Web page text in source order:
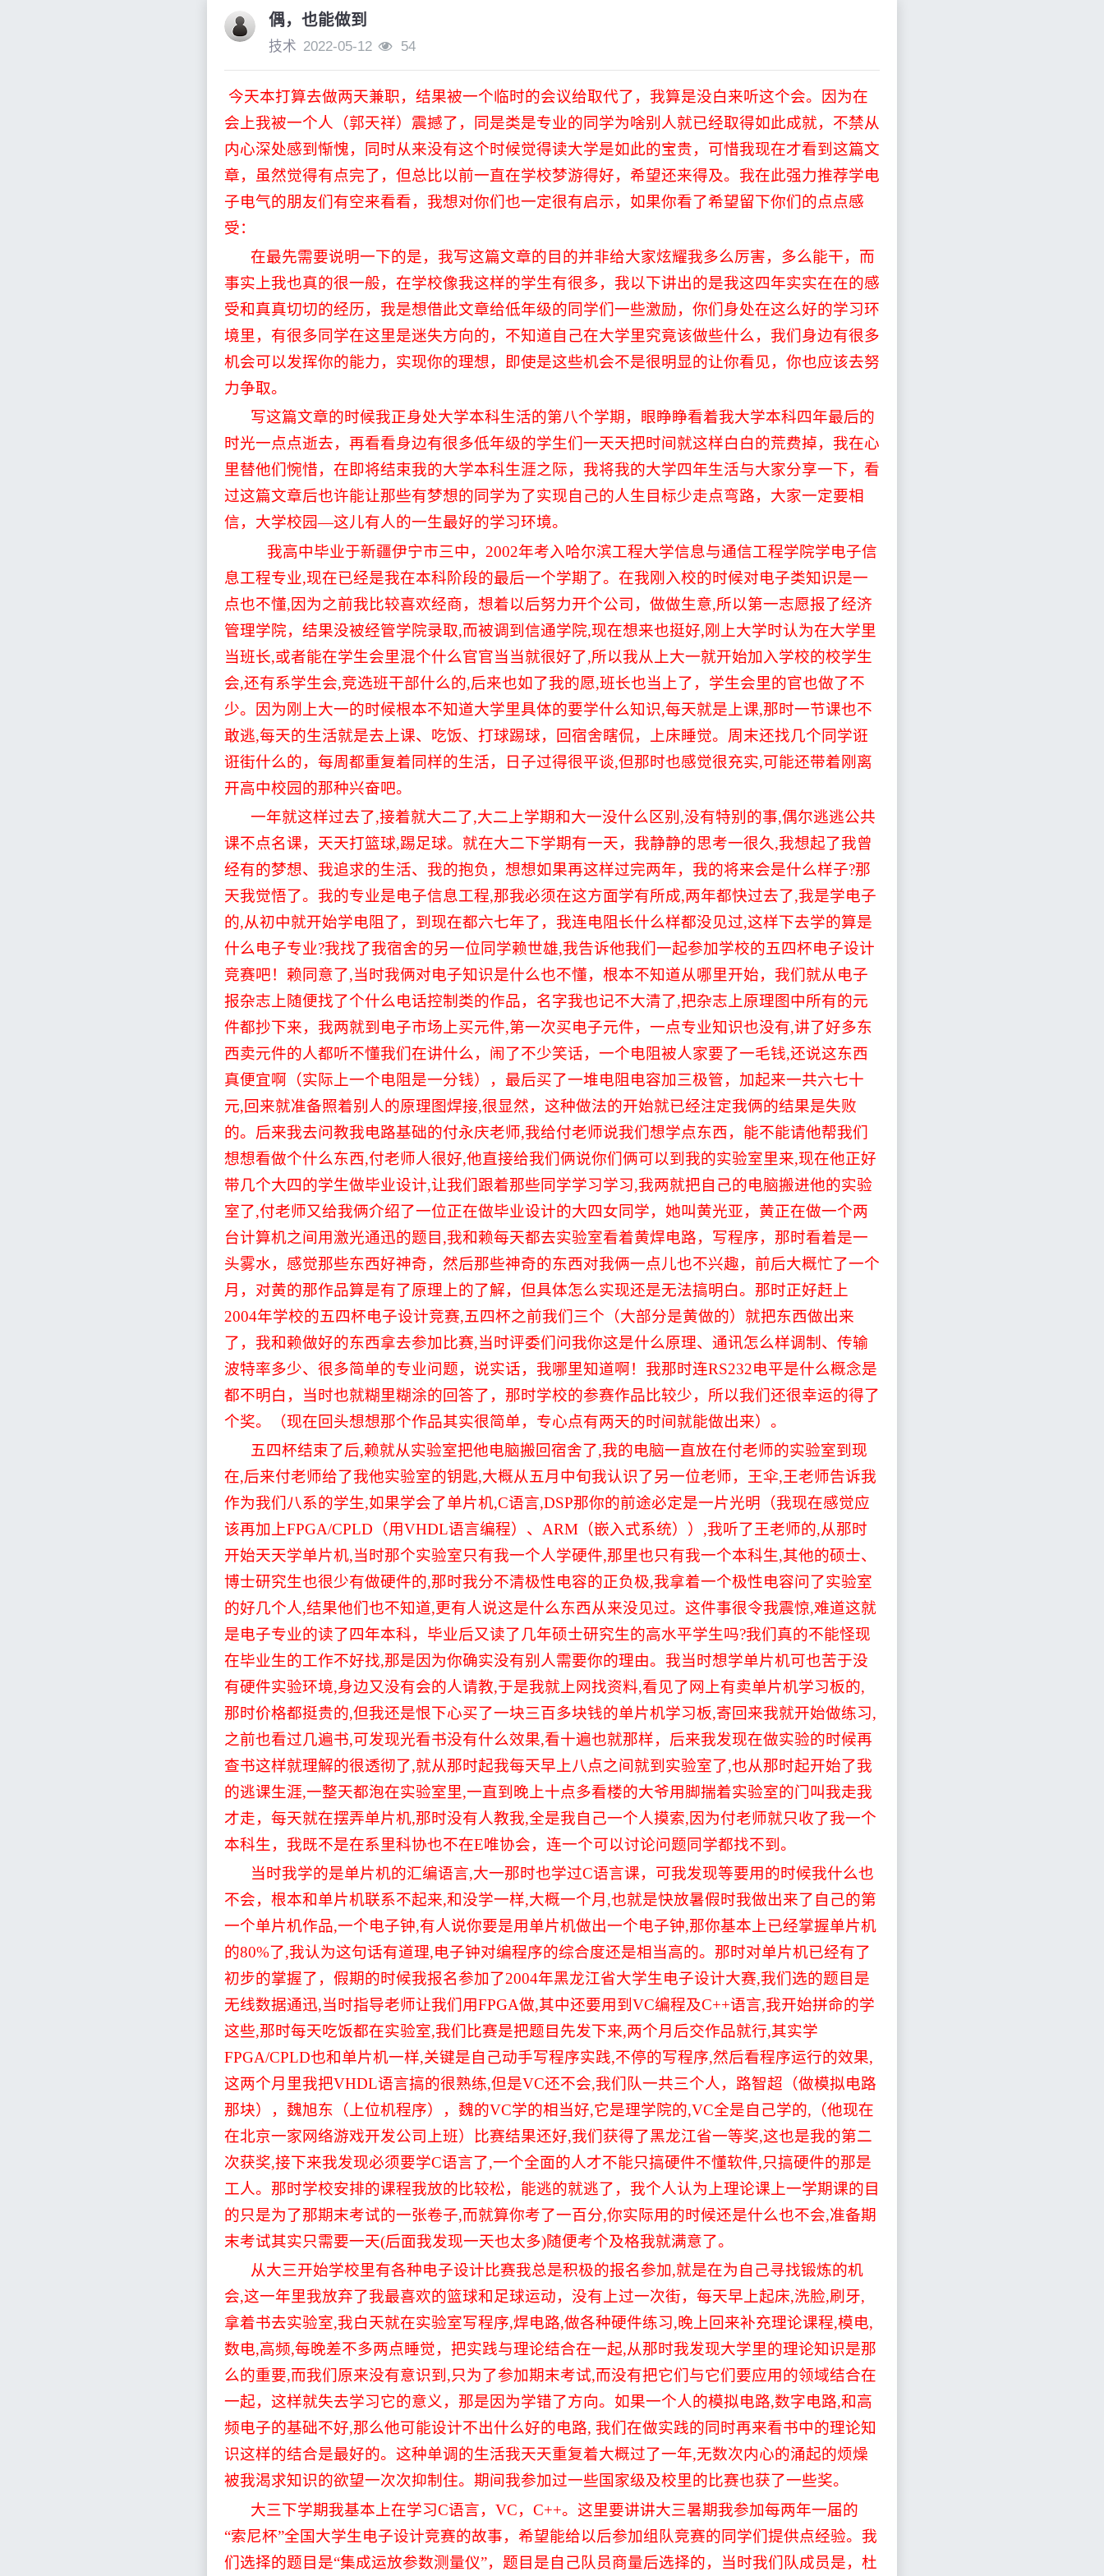
偶，也能做到
技术 2022-05-12 54
今天本打算去做两天兼职，结果被一个临时的会议给取代了，我算是没白来听这个会。因为在
会上我被一个人（郭天祥）震撼了，同是类是专业的同学为啥别人就已经取得如此成就，不禁从
内心深处感到惭愧，同时从来没有这个时候觉得读大学是如此的宝贵，可惜我现在才看到这篇文
章，虽然觉得有点完了，但总比以前一直在学校梦游得好，希望还来得及。我在此强力推荐学电
子电气的朋友们有空来看看，我想对你们也一定很有启示，如果你看了希望留下你们的点点感
受：
在最先需要说明一下的是，我写这篇文章的目的并非给大家炫耀我多么厉害，多么能干，而
事实上我也真的很一般，在学校像我这样的学生有很多，我以下讲出的是我这四年实实在在的感
受和真真切切的经历，我是想借此文章给低年级的同学们一些激励，你们身处在这么好的学习环
境里，有很多同学在这里是迷失方向的，不知道自己在大学里究竟该做些什么，我们身边有很多
机会可以发挥你的能力，实现你的理想，即使是这些机会不是很明显的让你看见，你也应该去努
力争取。
写这篇文章的时候我正身处大学本科生活的第八个学期，眼睁睁看着我大学本科四年最后的
时光一点点逝去，再看看身边有很多低年级的学生们一天天把时间就这样白白的荒费掉，我在心
里替他们惋惜，在即将结束我的大学本科生涯之际，我将我的大学四年生活与大家分享一下，看
过这篇文章后也许能让那些有梦想的同学为了实现自己的人生目标少走点弯路，大家一定要相
信，大学校园—这儿有人的一生最好的学习环境。
我高中毕业于新疆伊宁市三中， 2002年考入哈尔滨工程大学信息与通信工程学院学电子信
息工程专业,现在已经是我在本科阶段的最后一个学期了。在我刚入校的时候对电子类知识是一
点也不懂,因为之前我比较喜欢经商，想着以后努力开个公司，做做生意,所以第一志愿报了经济
管理学院，结果没被经管学院录取,而被调到信通学院,现在想来也挺好,刚上大学时认为在大学里
当班长,或者能在学生会里混个什么官官当当就很好了,所以我从上大一就开始加入学校的校学生
会,还有系学生会,竞选班干部什么的,后来也如了我的愿,班长也当上了，学生会里的官也做了不
少。因为刚上大一的时候根本不知道大学里具体的要学什么知识,每天就是上课,那时一节课也不
敢逃,每天的生活就是去上课、吃饭、打球踢球，回宿舍瞎侃，上床睡觉。周末还找几个同学诳
诳街什么的，每周都重复着同样的生活，日子过得很平谈,但那时也感觉很充实,可能还带着刚离
开高中校园的那种兴奋吧。
一年就这样过去了,接着就大二了,大二上学期和大一没什么区别 ,没有特别的事,偶尔逃逃公共
课不点名课，天天打篮球,踢足球。就在大二下学期有一天，我静静的思考一很久,我想起了我曾
经有的梦想、我追求的生活、我的抱负，想想如果再这样过完两年，我的将来会是什么样子?那
天我觉悟了。我的专业是电子信息工程,那我必须在这方面学有所成,两年都快过去了,我是学电子
的,从初中就开始学电阻了，到现在都六七年了，我连电阻长什么样都没见过,这样下去学的算是
什么电子专业?我找了我宿舍的另一位同学赖世雄,我告诉他我们一起参加学校的五四杯电子设计
竞赛吧！赖同意了,当时我俩对电子知识是什么也不懂，根本不知道从哪里开始，我们就从电子
报杂志上随便找了个什么电话控制类的作品，名字我也记不大清了,把杂志上原理图中所有的元
件都抄下来，我两就到电子市场上买元件,第一次买电子元件，一点专业知识也没有,讲了好多东
西卖元件的人都听不懂我们在讲什么，闹了不少笑话，一个电阻被人家要了一毛钱,还说这东西
真便宜啊（实际上一个电阻是一分钱），最后买了一堆电阻电容加三极管，加起来一共六七十
元,回来就准备照着别人的原理图焊接,很显然，这种做法的开始就已经注定我俩的结果是失败
的。后来我去问教我电路基础的付永庆老师,我给付老师说我们想学点东西，能不能请他帮我们
想想看做个什么东西,付老师人很好,他直接给我们俩说你们俩可以到我的实验室里来,现在他正好
带几个大四的学生做毕业设计,让我们跟着那些同学学习学习,我两就把自己的电脑搬进他的实验
室了,付老师又给我俩介绍了一位正在做毕业设计的大四女同学，她叫黄光亚，黄正在做一个两
台计算机之间用激光通迅的题目,我和赖每天都去实验室看着黄焊电路，写程序，那时看着是一
头雾水，感觉那些东西好神奇，然后那些神奇的东西对我俩一点儿也不兴趣，前后大概忙了一个
月，对黄的那作品算是有了原理上的了解，但具体怎么实现还是无法搞明白。那时正好赶上
2004年学校的五四杯电子设计竞赛,五四杯之前我们三个（大部分是黄做的）就把东西做出来
了，我和赖做好的东西拿去参加比赛,当时评委们问我你这是什么原理、通讯怎么样调制、传输
波特率多少、很多简单的专业问题，说实话，我哪里知道啊！我那时连RS232电平是什么概念是
都不明白，当时也就糊里糊涂的回答了，那时学校的参赛作品比较少，所以我们还很幸运的得了
个奖。（现在回头想想那个作品其实很简单，专心点有两天的时间就能做出来）。
五四杯结束了后,赖就从实验室把他电脑搬回宿舍了,我的电脑一直放在付老师的实验室到现
在,后来付老师给了我他实验室的钥匙,大概从五月中旬我认识了另一位老师，王伞,王老师告诉我
作为我们八系的学生,如果学会了单片机,C语言,DSP那你的前途必定是一片光明（我现在感觉应
该再加上FPGA/CPLD （用VHDL语言编程）、 ARM （嵌入式系统）） ,我听了王老师的,从那时
开始天天学单片机,当时那个实验室只有我一个人学硬件,那里也只有我一个本科生,其他的硕士、
博士研究生也很少有做硬件的,那时我分不清极性电容的正负极,我拿着一个极性电容问了实验室
的好几个人,结果他们也不知道,更有人说这是什么东西从来没见过。这件事很令我震惊,难道这就
是电子专业的读了四年本科，毕业后又读了几年硕士研究生的高水平学生吗?我们真的不能怪现
在毕业生的工作不好找,那是因为你确实没有别人需要你的理由。我当时想学单片机可也苦于没
有硬件实验环境,身边又没有会的人请教,于是我就上网找资料,看见了网上有卖单片机学习板的,
那时价格都挺贵的,但我还是恨下心买了一块三百多块钱的单片机学习板,寄回来我就开始做练习,
之前也看过几遍书,可发现光看书没有什么效果,看十遍也就那样，后来我发现在做实验的时候再
查书这样就理解的很透彻了,就从那时起我每天早上八点之间就到实验室了,也从那时起开始了我
的逃课生涯,一整天都泡在实验室里,一直到晚上十点多看楼的大爷用脚揣着实验室的门叫我走我
才走，每天就在摆弄单片机,那时没有人教我,全是我自己一个人摸索,因为付老师就只收了我一个
本科生，我既不是在系里科协也不在E唯协会，连一个可以讨论问题同学都找不到。
当时我学的是单片机的汇编语言,大一那时也学过C语言课，可我发现等要用的时候我什么也
不会，根本和单片机联系不起来,和没学一样,大概一个月 ,也就是快放暑假时我做出来了自己的第
一个单片机作品,一个电子钟,有人说你要是用单片机做出一个电子钟,那你基本上已经掌握单片机
的80%了,我认为这句话有道理,电子钟对编程序的综合度还是相当高的。那时对单片机已经有了
初步的掌握了，假期的时候我报名参加了2004年黑龙江省大学生电子设计大赛,我们选的题目是
无线数据通迅,当时指导老师让我们用FPGA做,其中还要用到 VC编程及C++语言,我开始拼命的学
这些,那时每天吃饭都在实验室,我们比赛是把题目先发下来,两个月后交作品就行,其实学
FPGA/CPLD也和单片机一样,关键是自己动手写程序实践,不停的写程序,然后看程序运行的效果,
这两个月里我把VHDL语言搞的很熟练,但是VC还不会,我们队一共三个人，路智超（做模拟电路
那块），魏旭东（上位机程序），魏的VC学的相当好,它是理学院的,VC全是自己学的, （他现在
在北京一家网络游戏开发公司上班）比赛结果还好,我们获得了黑龙江省一等奖,这也是我的第二
次获奖,接下来我发现必须要学C语言了,一个全面的人才不能只搞硬件不懂软件,只搞硬件的那是
工人。那时学校安排的课程我放的比较松，能逃的就逃了，我个人认为上理论课上一学期课的目
的只是为了那期末考试的一张卷子,而就算你考了一百分,你实际用的时候还是什么也不会,准备期
末考试其实只需要一天(后面我发现一天也太多)随便考个及格我就满意了。
从大三开始学校里有各种电子设计比赛我总是积极的报名参加,就是在为自己寻找锻炼的机
会,这一年里我放弃了我最喜欢的篮球和足球运动，没有上过一次街，每天早上起床,洗脸,刷牙,
拿着书去实验室,我白天就在实验室写程序,焊电路,做各种硬件练习,晚上回来补充理论课程,模电,
数电,高频,每晚差不多两点睡觉，把实践与理论结合在一起,从那时我发现大学里的理论知识是那
么的重要,而我们原来没有意识到 ,只为了参加期末考试,而没有把它们与它们要应用的领域结合在
一起，这样就失去学习它的意义，那是因为学错了方向。如果一个人的模拟电路,数字电路,和高
频电子的基础不好,那么他可能设计不出什么好的电路, 我们在做实践的同时再来看书中的理论知
识这样的结合是最好的。这种单调的生活我天天重复着大概过了一年,无数次内心的涌起的烦燥
被我渴求知识的欲望一次次抑制住。期间我参加过一些国家级及校里的比赛也获了一些奖。
大三下学期我基本上在学习C语言， VC， C++。这里要讲讲大三暑期我参加每两年一届的
“索尼杯”全国大学生电子设计竞赛的故事，希望能给以后参加组队竞赛的同学们提供点经验。我
们选择的题目是“集成运放参数测量仪”，题目是自己队员商量后选择的，当时我们队成员是，杜